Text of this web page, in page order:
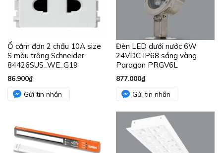
Ổ cắm đơn 2 chấu 10A size
S màu trắng Schneider
84426SUS_WE_G19
86.900₫
Gửi tin nhắn
Đèn LED dưới nước 6W
24VDC IP68 sáng vàng
Paragon PRGV6L
877.000₫
Gửi tin nhắn